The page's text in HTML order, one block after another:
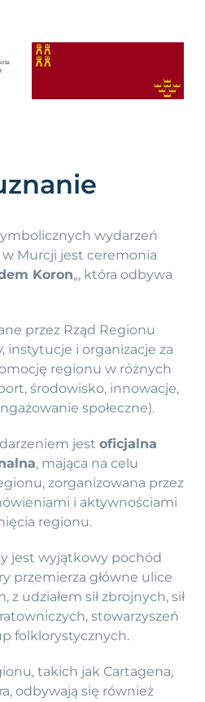
wydarzeń
Murcji jest ceremonia
Koron„, która odbywa
przez Rząd Regionu
instytucje i organizacje za
regionu w różnych
środowisko, innowacje,
społeczne).
jest oficjalna
, mająca na celu
zorganizowana przez
i aktywnościami
regionu.
jest wyjątkowy pochód
przemierza główne ulice
udziałem sił zbrojnych, sił
stowarzyszeń
folklorystycznych.
takich jak Cartagena,
odbywają się również